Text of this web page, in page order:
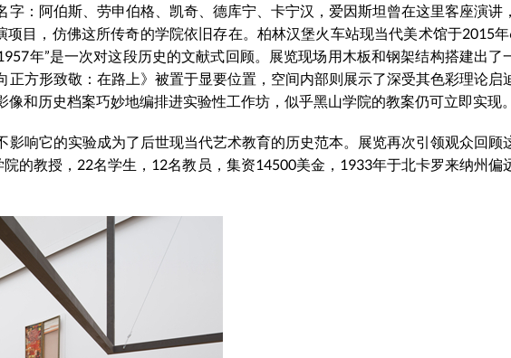
：阿伯斯、劳申伯格、凯奇、德库宁、卡宁汉，爱因斯坦曾在这里客座演讲
项目，仿佛这所传奇的学院依旧存在。柏林汉堡火车站现当代美术馆于2015年
年”是一次对这段历史的文献式回顾。展览现场用木板和钢架结构搭建出了
方形致敬：在路上》被置于显要位置，空间内部则展示了深受其色彩理论启
和历史档案巧妙地编排进实验性工作坊，似乎黑山学院的教案仍可立即实现。
响它的实验成为了后世现当代艺术教育的历史范本。展览再次引领观众回顾
的教授，22名学生，12名教员，集资14500美金，1933年于北卡罗来纳州偏